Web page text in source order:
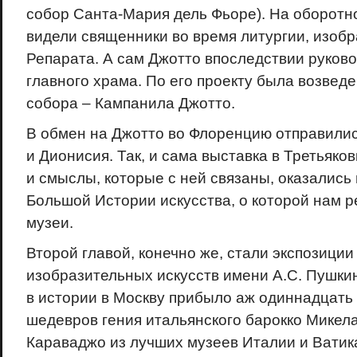
собор Санта-Мария дель Фьоре). На
видели священники во время литургии,
Репарата. А сам Джотто впоследствии
главного храма. По его проекту была
собора – Кампанила Джотто.
В обмен на Джотто во Флоренцию
и Дионисия. Так, и сама выставка в
и смыслы, которые с ней связаны, оказались
Большой Истории искусства, о которой нам
музеи.
Второй главой, конечно же, стали
изобразительных искусств имени А.С.
в истории в Москву прибыло аж
шедевров гения итальянского барокко
Караваджо из лучших музеев Италии и